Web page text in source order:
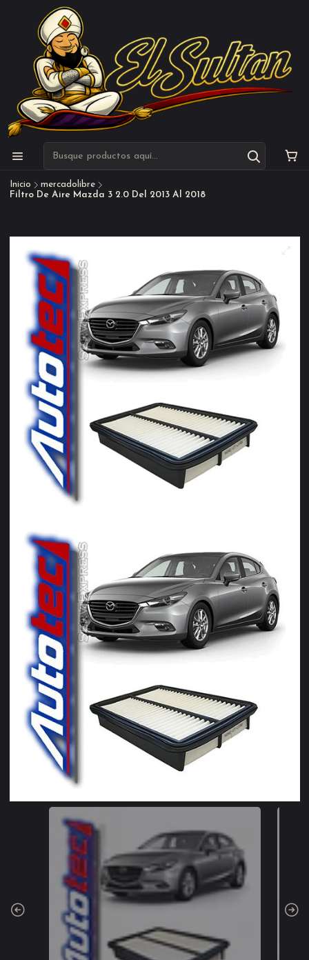
Inicio
mercadolibre
Filtro De Aire Mazda 3 2.0 Del 2013 Al 2018